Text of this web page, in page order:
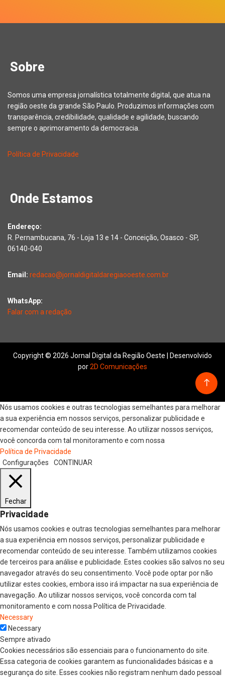
Sobre
Somos uma empresa jornalística totalmente digital, que atua na
região oeste da grande São Paulo. Produzimos informações com
transparência, credibilidade, qualidade e agilidade, buscando
sempre o aprimoramento da democracia.
Política de Privacidade
Onde Estamos
Endereço:
R. Pernambucana, 76 - Loja 13 e 14 - Conceição, Osasco - SP,
06140-040
Email: redacao@jornaldigitaldaregiaooeste.com.br
WhatsApp:
Falar com a redação
Copyright © 2026 Jornal Digital da Região Oeste | Desenvolvido
por2D Comunicações
Nós usamos cookies e outras tecnologias semelhantes para melhorar
a sua experiência em nossos serviços, personalizar publicidade e
recomendar conteúdo de seu interesse. Ao utilizar nossos serviços,
você concorda com tal monitoramento e com nossa
Política de Privacidade
Configurações
CONTINUAR
Fechar
Privacidade
Nós usamos cookies e outras tecnologias semelhantes para melhorar
a sua experiência em nossos serviços, personalizar publicidade e
recomendar conteúdo de seu interesse. Também utilizamos cookies
de terceiros para análise e publicidade. Estes cookies são salvos no seu
navegador através do seu consentimento. Você pode optar por não
utilizar estes cookies, embora isso irá impactar na sua experiência de
navegação. Ao utilizar nossos serviços, você concorda com tal
monitoramento e com nossa Política de Privacidade.
Necessary
Necessary
Sempre ativado
Cookies necessários são essenciais para o funcionamento do site.
Essa categoria de cookies garantem as funcionalidades básicas e a
segurança do site. Esses cookies não registram nenhum dado pessoal